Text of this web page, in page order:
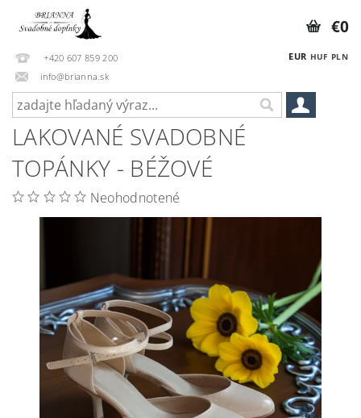
+420 607 859 200
info@brianna.sk
EUR HUF PLN
€0
LAKOVANÉ SVADOBNÉ
TOPÁNKY - BÉŽOVÉ
Neohodnotené